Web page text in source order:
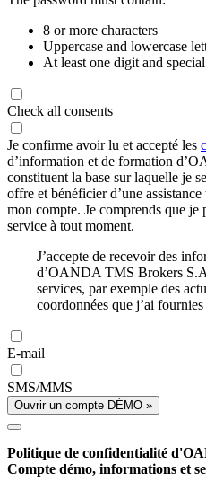
8 or more characters
Uppercase and lowercase
At least one digit and
Check all consents
Je confirme avoir lu et accepté les
d’information et de formation
constituent la base sur laquelle je
offre et bénéficier d’une
mon compte. Je comprends que je
service à tout moment.
J’accepte de recevoir des
d’OANDA TMS Brokers
services, par exemple des
coordonnées que j’ai
E-mail
SMS/MMS
Ouvrir un compte DÉMO »
Politique de confidentialité
Compte démo, informations et